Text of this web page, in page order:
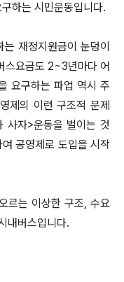
하는 시민운동입니다.
재정지원금이 눈덩이
스요금도 2~3년마다 어
요구하는 파업 역시 주
제의 이런 구조적 문제
사자>운동을 벌이는 것
공영제로 도입을 시작
르는 이상한 구조, 수요
내버스입니다.